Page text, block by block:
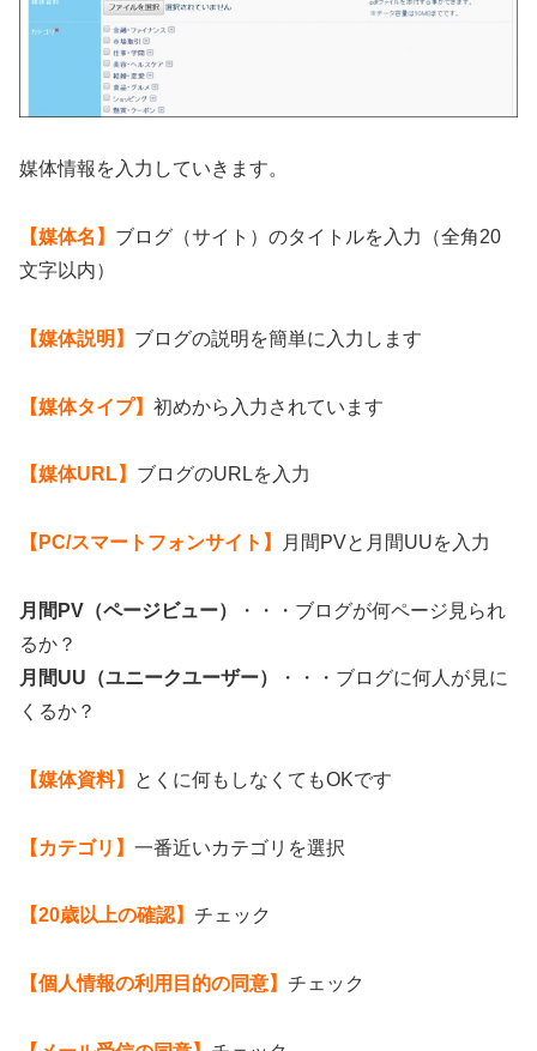
媒体情報を入力していきます。
【媒体名】 ブログ（サイト）のタイトルを入力（全角20
文字以内）
【媒体説明】 ブログの説明を簡単に入力します
【媒体タイプ】 初めから入力されています
【媒体URL】 ブログのURLを入力
【PC/スマートフォンサイト】 月間PVと月間UUを入力
月間PV（ページビュー）
・・・ブログが何ページ見られ
るか？
月間UU（ユニークユーザー）
・・・ブログに何人が見に
くるか？
【媒体資料】 とくに何もしなくてもOKです
【カテゴリ】 一番近いカテゴリを選択
【20歳以上の確認】 チェック
【個人情報の利用目的の同意】 チェック